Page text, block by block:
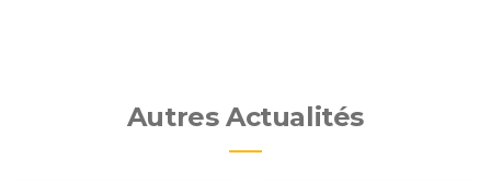
Autres Actualités